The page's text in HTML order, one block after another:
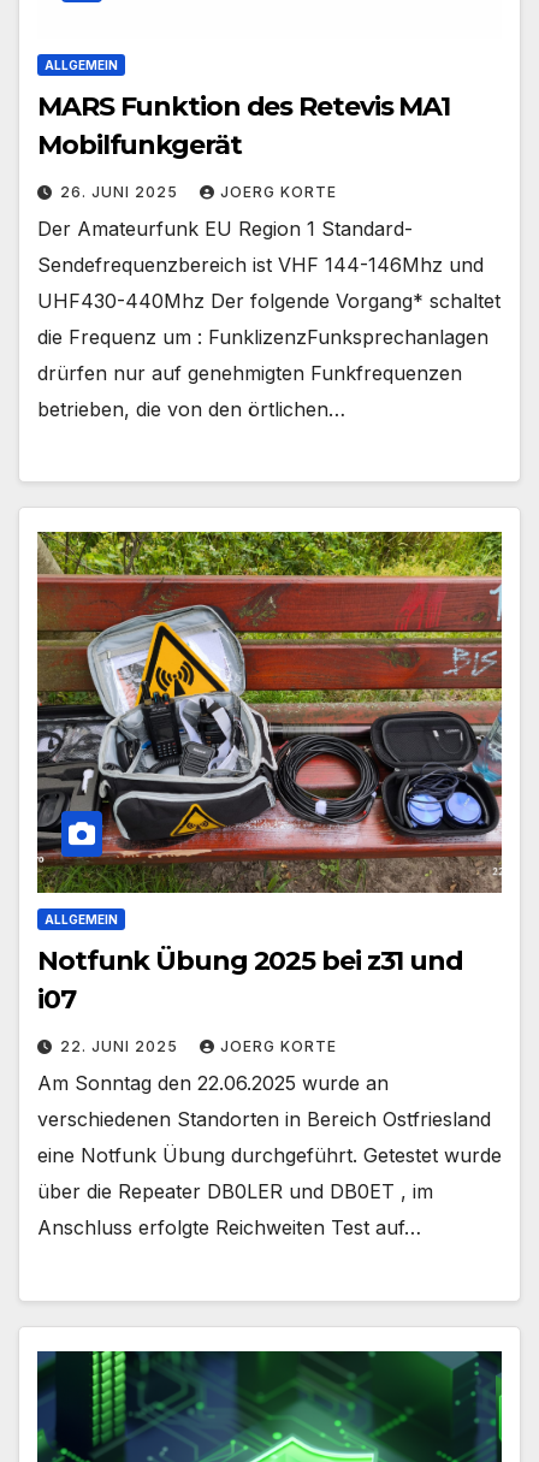
ALLGEMEIN
MARS Funktion des Retevis MA1
Mobilfunkgerät
26. JUNI 2025 JOERG KORTE
Der Amateurfunk EU Region 1 Standard-
Sendefrequenzbereich ist VHF 144-146Mhz und
UHF430-440Mhz Der folgende Vorgang* schaltet
die Frequenz um : FunklizenzFunksprechanlagen
drürfen nur auf genehmigten Funkfrequenzen
betrieben, die von den örtlichen…
ALLGEMEIN
Notfunk Übung 2025 bei z31 und
i07
22. JUNI 2025 JOERG KORTE
Am Sonntag den 22.06.2025 wurde an
verschiedenen Standorten in Bereich Ostfriesland
eine Notfunk Übung durchgeführt. Getestet wurde
über die Repeater DB0LER und DB0ET , im
Anschluss erfolgte Reichweiten Test auf…